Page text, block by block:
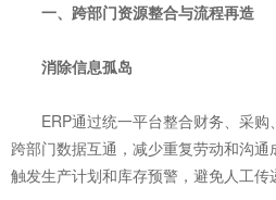
一、跨部门资源整合与流程再造
‌消除信息孤岛‌
ERP通过统一平台整合财务、采购
跨部门数据互通，减少重复劳动和沟
触发生产计划和库存预警，避免人工传